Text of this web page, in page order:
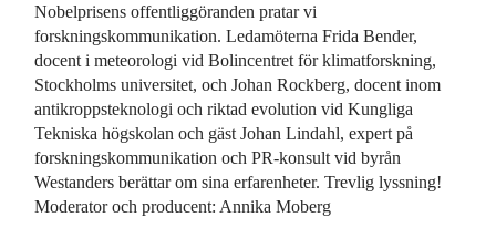
Nobelprisens offentliggöranden pratar vi
forskningskommunikation. Ledamöterna Frida Bender,
docent i meteorologi vid Bolincentret för klimatforskning,
Stockholms universitet, och Johan Rockberg, docent inom
antikroppsteknologi och riktad evolution vid Kungliga
Tekniska högskolan och gäst Johan Lindahl, expert på
forskningskommunikation och PR-konsult vid byrån
Westanders berättar om sina erfarenheter. Trevlig lyssning!
Moderator och producent: Annika Moberg